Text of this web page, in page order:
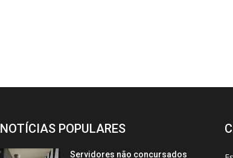
NOTÍCIAS POPULARES
Servidores não concursados